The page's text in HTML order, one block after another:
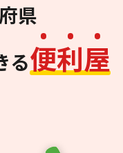
県
る便利屋